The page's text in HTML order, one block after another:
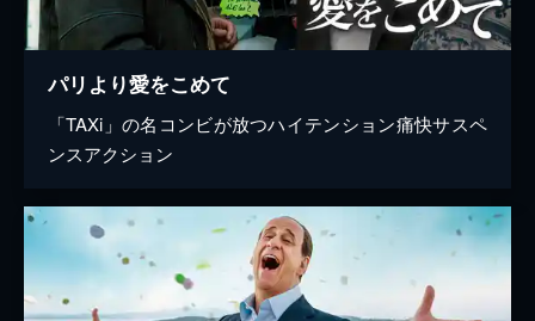
パリより愛をこめて
「TAXi」の名コンビが放つハイテンション痛快サスペ
ンスアクション